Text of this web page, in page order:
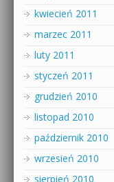
kwiecień 2011
marzec 2011
luty 2011
styczeń 2011
grudzień 2010
listopad 2010
październik 2010
wrzesień 2010
sierpień 2010